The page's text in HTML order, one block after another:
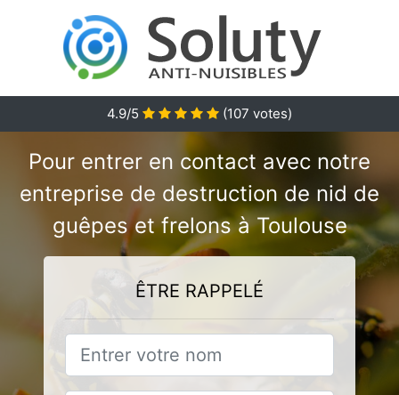
4.9/5 (107 votes)
Pour entrer en contact avec notre
entreprise de destruction de nid de
guêpes et frelons à Toulouse
ÊTRE RAPPELÉ